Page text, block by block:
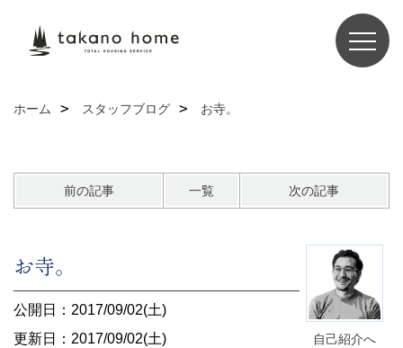
ホーム スタッフブログ お寺。
前の記事 一覧 次の記事
自己紹介へ
お寺。
公開日：2017/09/02(土)
更新日：2017/09/02(土)